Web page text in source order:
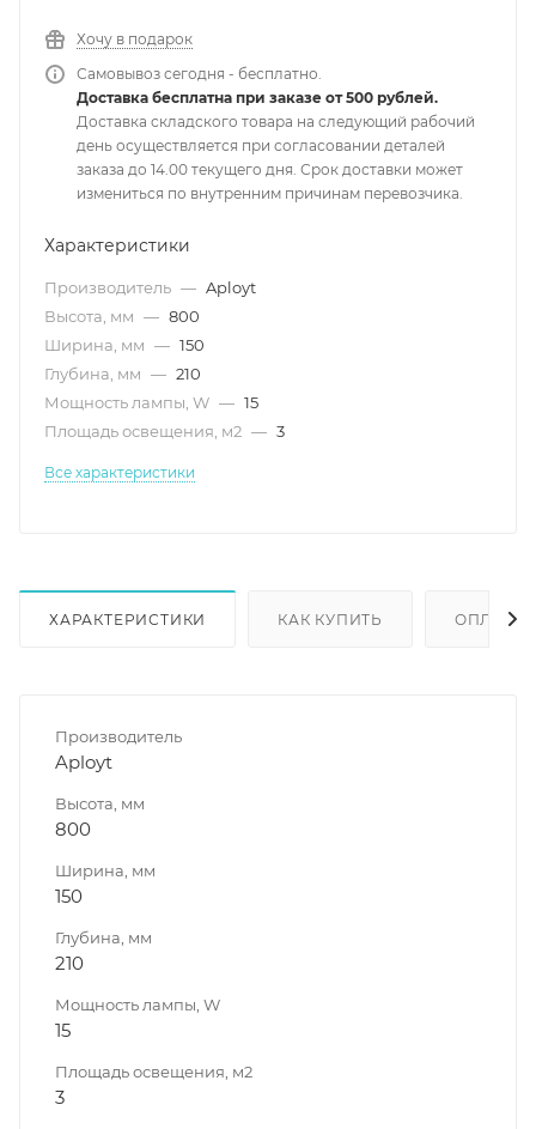
Хочу в подарок
Самовывоз сегодня - бесплатно.
Доставка бесплатна при заказе от 500 рублей.
Доставка складского товара на следующий рабочий
день осуществляется при согласовании деталей
заказа до 14.00 текущего дня. Срок доставки может
измениться по внутренним причинам перевозчика.
Характеристики
Производитель — Aployt
Высота, мм — 800
Ширина, мм — 150
Глубина, мм — 210
Мощность лампы, W — 15
Площадь освещения, м2 — 3
Все характеристики
ХАРАКТЕРИСТИКИ КАК КУПИТЬ ОПЛАТА
Производитель
Aployt
Высота, мм
800
Ширина, мм
150
Глубина, мм
210
Мощность лампы, W
15
Площадь освещения, м2
3